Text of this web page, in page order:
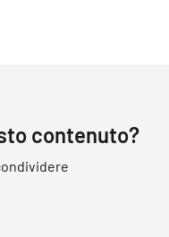
contenuto?